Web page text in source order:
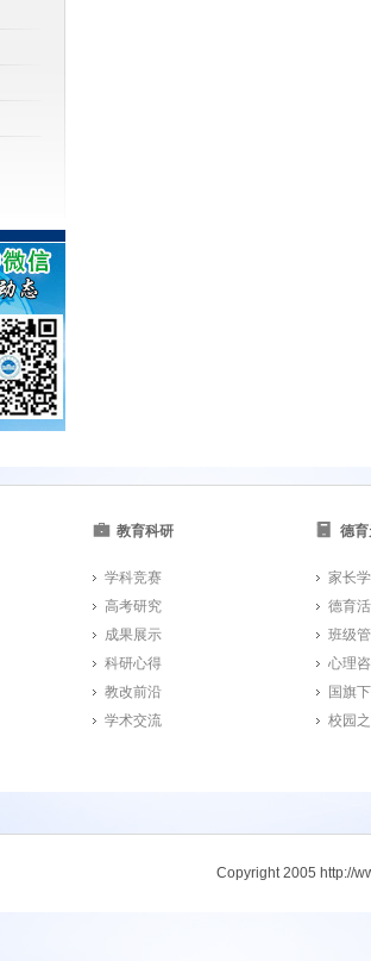
教育科研
学科竞赛
高考研究
成果展示
科研心得
教改前沿
学术交流
德
家长
德育
班级
心理
国旗
校园
Copyright 2005 http://